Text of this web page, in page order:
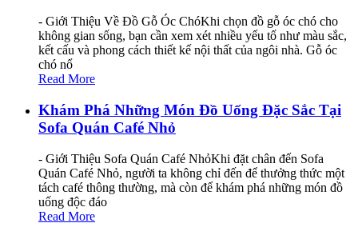
- Giới Thiệu Về Đồ Gỗ Óc ChóKhi chọn đồ gỗ óc chó cho
không gian sống, bạn cần xem xét nhiều yếu tố như màu sắc,
kết cấu và phong cách thiết kế nội thất của ngôi nhà. Gỗ óc
chó nổ
Read More
Khám Phá Những Món Đồ Uống Đặc Sắc Tại
Sofa Quán Café Nhỏ
- Giới Thiệu Sofa Quán Café NhỏKhi đặt chân đến Sofa
Quán Café Nhỏ, người ta không chỉ đến để thưởng thức một
tách café thông thường, mà còn để khám phá những món đồ
uống độc đáo
Read More